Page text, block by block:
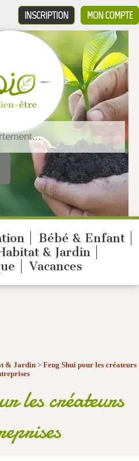
MON COMPTE
INSCRIPTION
Bébé & Enfant
& Jardin
Vacances
& Jardin > Feng Shui pour les créateurs
les créateurs